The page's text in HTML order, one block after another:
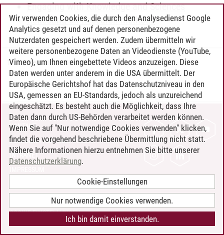
Engaging with Knowledge and Sciences
Reflecting on Research Methods
Timo Leder/30.06.2024
KONTAKT
LEUPHANA ALS ARBEITGEBER
INTRANET
BARRIEREFREIHEIT
COOKIE-EINSTELLUNGEN
Wir verwenden Cookies, die durch den Analysedienst Google
Analytics gesetzt und auf denen personenbezogene
Nutzerdaten gespeichert werden. Zudem übermitteln wir
weitere personenbezogene Daten an Videodienste (YouTube,
Vimeo), um Ihnen eingebettete Videos anzuzeigen. Diese
Daten werden unter anderem in die USA übermittelt. Der
Europäische Gerichtshof hat das Datenschutzniveau in den
USA, gemessen an EU-Standards, jedoch als unzureichend
eingeschätzt. Es besteht auch die Möglichkeit, dass Ihre
Daten dann durch US-Behörden verarbeitet werden können.
Wenn Sie auf "Nur notwendige Cookies verwenden" klicken,
findet die vorgehend beschriebene Übermittlung nicht statt.
Nähere Informationen hierzu entnehmen Sie bitte unserer
Datenschutzerklärung.
Cookie-Einstellungen
Nur notwendige Cookies verwenden.
Ich bin damit einverstanden.